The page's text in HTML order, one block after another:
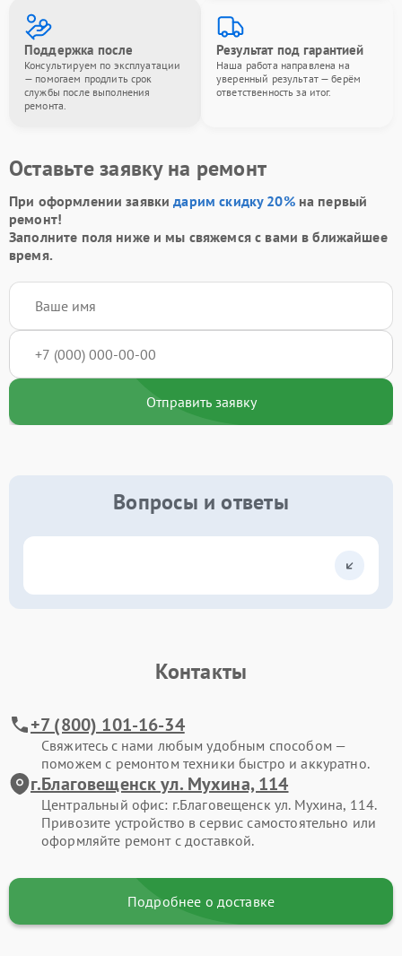
Поддержка после
Консультируем по эксплуатации
— помогаем продлить срок
службы после выполнения
ремонта.
Результат под гарантией
Наша работа направлена на
уверенный результат — берём
ответственность за итог.
Оставьте заявку на ремонт
При оформлении заявкидарим скидку 20%на первый
ремонт!
Заполните поля ниже и мы свяжемся с вами в ближайшее
время.
Отправить заявку
Вопросы и ответы
Контакты
+7 (800) 101-16-34
Свяжитесь с нами любым удобным способом —
поможем с ремонтом техники быстро и аккуратно.
г.Благовещенск ул. Мухина, 114
Центральный офис: г.Благовещенск ул. Мухина, 114.
Привозите устройство в сервис самостоятельно или
оформляйте ремонт с доставкой.
Подробнее о доставке